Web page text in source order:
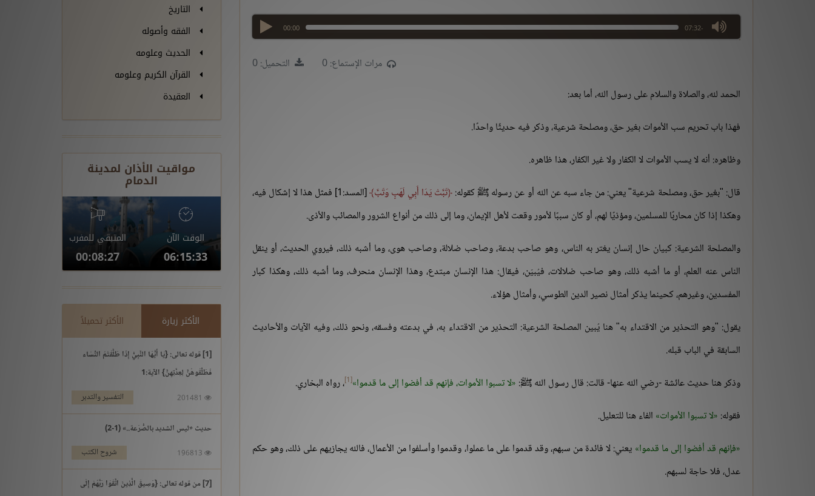
00:00 -07:32
max volume
التحميل: 0
مرات الإستماع: 0
الحمد لله، والصلاة والسلام على رسول الله، أما بعد:
فهذا باب تحريم سب الأموات بغير حق، ومصلحة شرعية، وذكر فيه حديثًا واحدًا.
وظاهره: أنه لا يسب الأموات لا الكفار ولا غير الكفار، هذا ظاهره.
قال: "بغير حق، ومصلحة شرعية" يعني: من جاء سبه عن الله أو عن رسوله ﷺ كقوله: تَبَّتْ يَدَا أَبِي لَهَبٍ وَتَبَّ
[المسد:1] فمثل هذا لا إشكال فيه،
وهكذا إذا كان محاربًا للمسلمين، ومؤذيًا لهم، أو كان سببًا لأمور وقعت لأهل الإيمان، وما إلى ذلك من أنواع الشرور والمصائب والأذى.
والمصلحة الشرعية: كبيان حال إنسان يغتر به الناس، وهو صاحب بدعة، وصاحب ضلالة، وصاحب هوى، وما أشبه ذلك، فيروي الحديث، أو ينقل
الناس عنه العلم، أو ما أشبه ذلك، وهو صاحب ضلالات، فيُبيّن، فيقال: هذا الإنسان مبتدع، وهذا الإنسان منحرف، وما أشبه ذلك، وهكذا كبار
المفسدين، وغيرهم، كحينما يذكر أمثال نصير الدين الطوسي، وأمثال هؤلاء.
يقول: "وهو التحذير من الاقتداء به" هنا يُبين المصلحة الشرعية: التحذير من الاقتداء به، في بدعته وفسقه، ونحو ذلك، وفيه الآيات والأحاديث
السابقة في الباب قبله.
وذكر هنا حديث عائشة -رضي الله عنها- قالت: قال رسول الله ﷺ: لا تسبوا الأموات، فإنهم قد أفضوا إلى ما قدموا [1] ، رواه البخاري.
فقوله: لا تسبوا الأموات الفاء هنا للتعليل.
فإنهم قد أفضوا إلى ما قدموا يعني: لا فائدة من سبهم، وقد قدموا على ما عملوا، وقدموا وأسلفوا من الأعمال، فالله يجازيهم على ذلك، وهو حكم
عدل، فلا حاجة لسبهم.
التاريخ
الفقه وأصوله
الحديث وعلومه
القرآن الكريم وعلومه
العقيدة
مواقيت الأذان لمدينة
الدمام
الوقت الآن
06:15:34
المتبقي للمفرب
00:08:26
الأكثر زيارة الأكثر تحميلاً
[1] قوله تعالى: {يَا أَيُّهَا النَّبِيُّ إِذَا طَلَّقْتُمُ النِّسَاء
فَطَلِّقُوهُنَّ لِعِدَّتِهِنَّ} الآية:1
التفسير والتدبر
حديث «ليس الشديد بالصُّرَعة..» (1-2)
شروح الكتب
[7] من قوله تعالى: {وَسِيقَ الَّذِينَ اتَّقَوْا رَبَّهُمْ إِلَى